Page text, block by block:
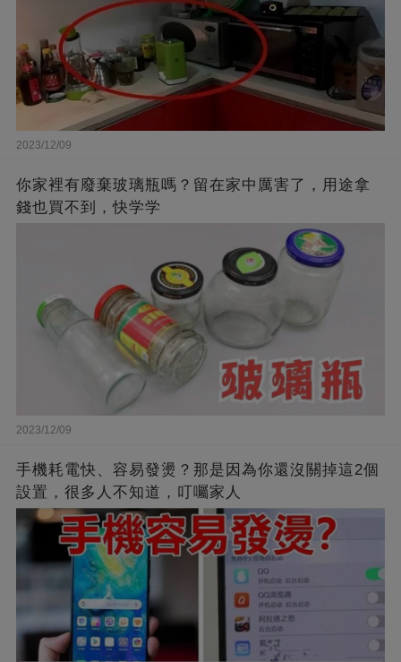
2023/12/09
你家裡有廢棄玻璃瓶嗎？留在家中厲害了，用途拿
錢也買不到，快学学
2023/12/09
手機耗電快、容易發燙？那是因為你還沒關掉這2個
設置，很多人不知道，叮囑家人